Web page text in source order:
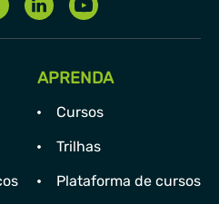
APRENDA
Cursos
Trilhas
Plataforma de cursos